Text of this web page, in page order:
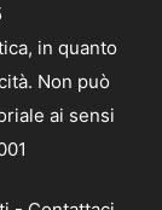
in quanto
Non può
ai sensi